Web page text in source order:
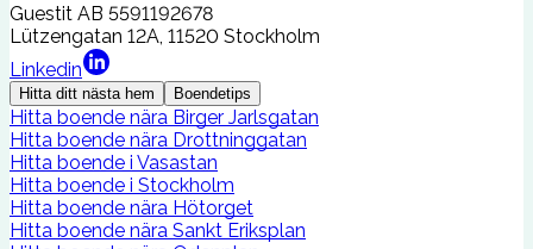
Guestit AB 5591192678
Lützengatan 12A, 11520 Stockholm
Linkedin
Hitta ditt nästa hem Boendetips
Hitta boende nära Birger Jarlsgatan
Hitta boende nära Drottninggatan
Hitta boende i Vasastan
Hitta boende i Stockholm
Hitta boende nära Hötorget
Hitta boende nära Sankt Eriksplan